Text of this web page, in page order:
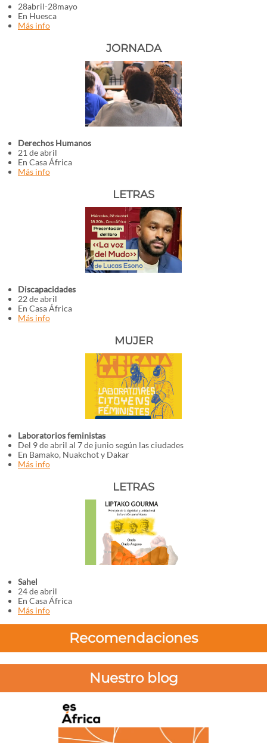
28abril-28mayo
En Huesca
Más info
JORNADA
Derechos Humanos
21 de abril
En Casa África
Más info
LETRAS
Discapacidades
22 de abril
En Casa África
Más info
MUJER
Laboratorios feministas
Del 9 de abril al 7 de junio según las ciudades
En Bamako, Nuakchot y Dakar
Más info
LETRAS
Sahel
24 de abril
En Casa África
Más info
Recomendaciones
Nuestro blog